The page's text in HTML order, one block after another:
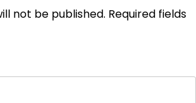
not be published. Required fields